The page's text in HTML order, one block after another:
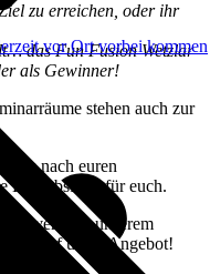
vor Ort vorbei kommen
zu erreichen, oder ihr
das Fun Fusion Wetzlar
als Gewinner!
stehen auch zur
nach euren
Betriebsfeier für euch.
Event mit unserem
auf unser Angebot!